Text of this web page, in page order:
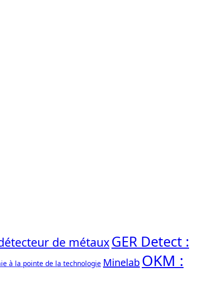
de métauxGER Detect :
à la pointe de la technologie MinelabOKM :